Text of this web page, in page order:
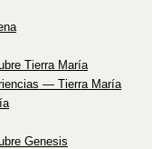
Tierra María
— Tierra María
Genesis